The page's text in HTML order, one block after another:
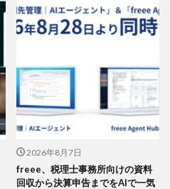
2026年8月7日
freee、税理士事務所向けの資料
回収から決算申告までをAIで一気